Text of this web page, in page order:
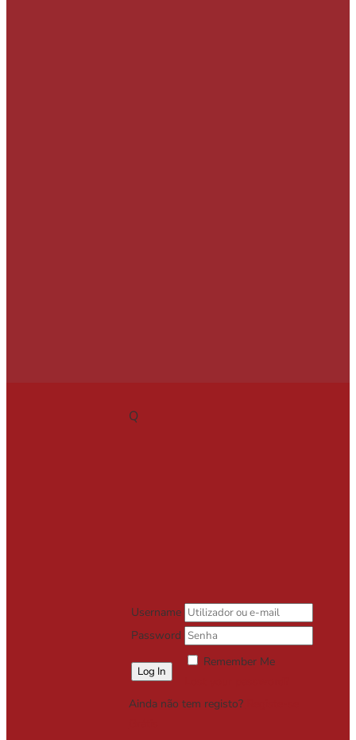
Q
Username
Password
Remember Me
Ainda não tem registo?